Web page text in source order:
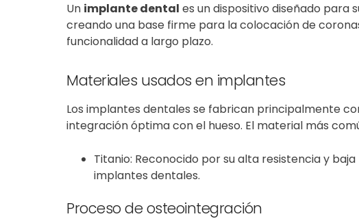
Un implante dental es un dispositivo diseñado para
creando una base firme para la colocación de
funcionalidad a largo plazo.
Materiales usados en implantes
Los implantes dentales se fabrican principalmente
integración óptima con el hueso. El material más
Titanio: Reconocido por su alta resistencia y
implantes dentales.
Proceso de osteointegración